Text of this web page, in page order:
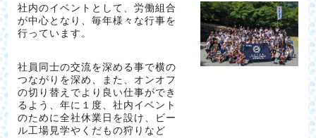
社内のイベントとして、労働組合
が中心となり、毎年様々な行事を
行っています。
社員同士の交流を深める事で横の
つながりを深め、また、オンオフ
の切り替えでより良い仕事ができ
るよう、年に１度、社内イベント
のために全社休業日を設け、ビー
ル工場見学やくだもの狩りなど